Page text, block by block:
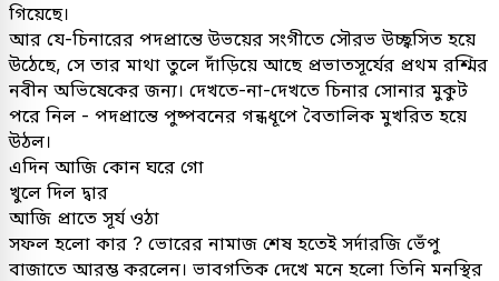
গিয়েছে।
আর যে-চিনারের পদপ্রান্তে উভয়ের সংগীতে সৌরভ উচ্ছ্বসিত হয়ে
উঠেছে, সে তার মাথা তুলে দাঁড়িয়ে আছে প্রভাতসূর্যের প্রথম রশ্মির
নবীন অভিষেকের জন্য। দেখতে-না-দেখতে চিনার সোনার মুকুট
পরে নিল - পদপ্রান্তে পুষ্পবনের গন্ধধূপে বৈতালিক মুখরিত হয়ে
উঠল।
এদিন আজি কোন ঘরে গো
খুলে দিল দ্বার
আজি প্রাতে সূর্য ওঠা
সফল হলো কার ? ভোরের নামাজ শেষ হতেই সর্দারজি ভেঁপু
বাজাতে আরম্ভ করলেন। ভাবগতিক দেখে মনে হলো তিনি মনস্থির